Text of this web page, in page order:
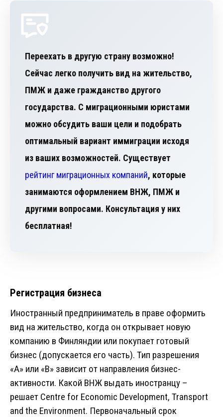
Переехать в другую страну возможно!
Сейчас легко получить вид на жительство,
ПМЖ и даже гражданство другого
государства. С миграционными юристами
можно обсудить ваши цели и подобрать
оптимальный вариант иммиграции исходя
из ваших возможностей. Существует
рейтинг миграционных компаний, которые
занимаются оформлением ВНЖ, ПМЖ и
другими вопросами. Консультация у них
бесплатная!
Регистрация бизнеса
Иностранный предприниматель в праве оформить
вид на жительство, когда он открывает новую
компанию в Финляндии или покупает готовый
бизнес (допускается его часть). Тип разрешения
«A» или «B» зависит от направления бизнес-
активности. Какой ВНЖ выдать иностранцу –
решает Centre for Economic Development, Transport
and the Environment. Первоначальный срок